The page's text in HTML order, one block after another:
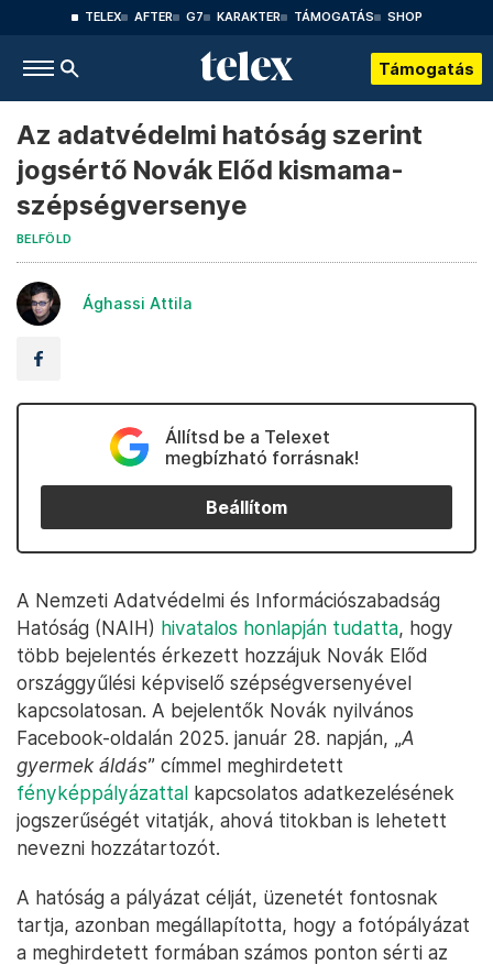
TELEX AFTER G7 KARAKTER TÁMOGATÁS SHOP
Támogatás
Az adatvédelmi hatóság szerint
jogsértő Novák Előd kismama-
szépségversenye
BELFÖLD
Ághassi Attila
Állítsd be a Telexet
megbízható forrásnak!
Beállítom
A Nemzeti Adatvédelmi és Információszabadság
Hatóság (NAIH) hivatalos honlapján tudatta, hogy
több bejelentés érkezett hozzájuk Novák Előd
országgyűlési képviselő szépségversenyével
kapcsolatosan. A bejelentők Novák nyilvános
Facebook-oldalán 2025. január 28. napján, „A
gyermek áldás” címmel meghirdetett
fényképpályázattal kapcsolatos adatkezelésének
jogszerűségét vitatják, ahová titokban is lehetett
nevezni hozzátartozót.
A hatóság a pályázat célját, üzenetét fontosnak
tartja, azonban megállapította, hogy a fotópályázat
a meghirdetett formában számos ponton sérti az